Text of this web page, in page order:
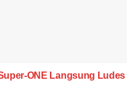
ONE Langsung Ludes